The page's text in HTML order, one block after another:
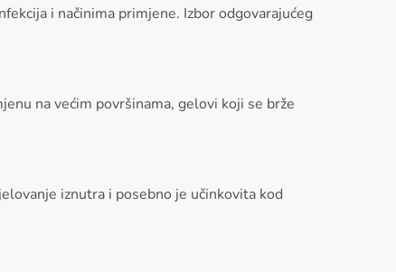
i načinima primjene. Izbor odgovarajućeg
na većim površinama, gelovi koji se brže
iznutra i posebno je učinkovita kod